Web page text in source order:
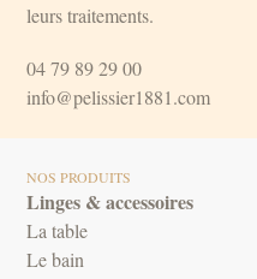
leurs traitements.
04 79 89 29 00
info@pelissier1881.com
NOS PRODUITS
Linges & accessoires
La table
Le bain